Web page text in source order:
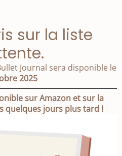
sur la liste
Journal sera disponible le
2025
sur Amazon et sur la
quelques jours plus tard !